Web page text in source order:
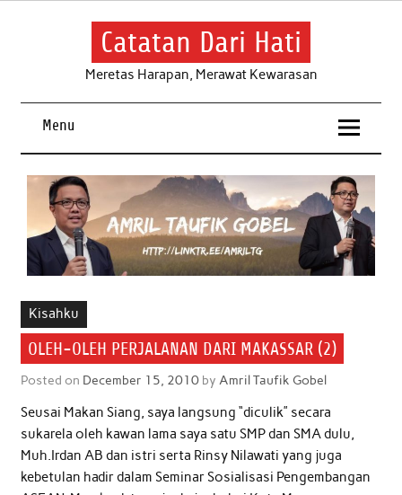
Skip
Catatan Dari Hati
Meretas Harapan, Merawat Kewarasan
Menu
Kisahku
OLEH-OLEH PERJALANAN DARI MAKASSAR (2)
Posted on December 15, 2010by Amril Taufik Gobel
Seusai Makan Siang, saya langsung “diculik” secara
sukarela oleh kawan lama saya satu SMP dan SMA dulu,
Muh.Irdan AB dan istri serta Rinsy Nilawati yang juga
kebetulan hadir dalam Seminar Sosialisasi Pengembangan